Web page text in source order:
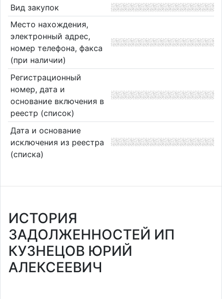
Вид закупок
Место нахождения,
электронный адрес,
номер телефона, факса
(при наличии)
Регистрационный
номер, дата и
основание включения в
реестр (список)
Дата и основание
исключения из реестра
(списка)
ИСТОРИЯ
ЗАДОЛЖЕННОСТЕЙ ИП
КУЗНЕЦОВ ЮРИЙ
АЛЕКСЕЕВИЧ